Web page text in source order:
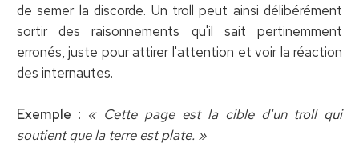
de semer la discorde. Un troll peut ainsi délibérément
sortir des raisonnements qu'il sait pertinemment
erronés, juste pour attirer l'attention et voir la réaction
des internautes.
Exemple : « Cette page est la cible d'un troll qui
soutient que la terre est plate. »